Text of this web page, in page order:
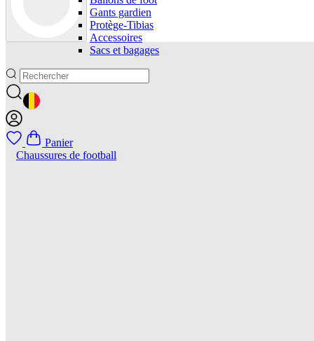
Gants gardien
Protège-Tibias
Accessoires
Sacs et bagages
GEOLOCATION BUTTON: BELGIQUE
Panier
Chaussures de football